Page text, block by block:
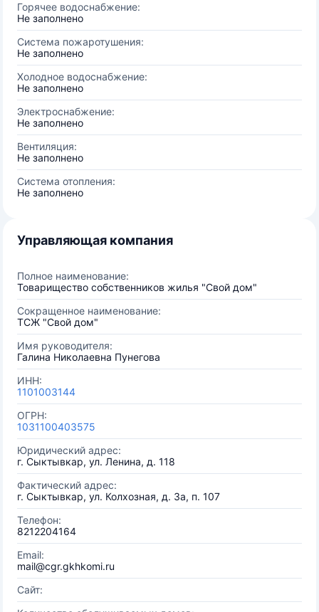
Горячее водоснабжение:
Не заполнено
Система пожаротушения:
Не заполнено
Холодное водоснабжение:
Не заполнено
Электроснабжение:
Не заполнено
Вентиляция:
Не заполнено
Система отопления:
Не заполнено
Управляющая компания
Полное наименование:
Товарищество собственников жилья "Свой дом"
Сокращенное наименование:
ТСЖ "Свой дом"
Имя руководителя:
Галина Николаевна Пунегова
ИНН:
1101003144
ОГРН:
1031100403575
Юридический адрес:
г. Сыктывкар, ул. Ленина, д. 118
Фактический адрес:
г. Сыктывкар, ул. Колхозная, д. 3а, п. 107
Телефон:
8212204164
Email:
mail@cgr.gkhkomi.ru
Сайт: